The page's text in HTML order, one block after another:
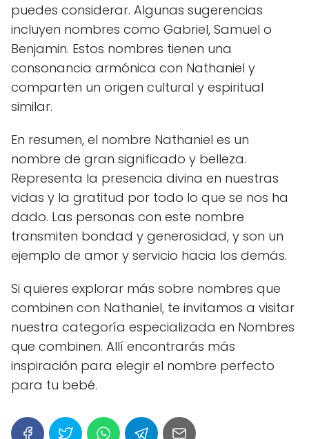
puedes considerar. Algunas sugerencias
incluyen nombres como Gabriel, Samuel o
Benjamin. Estos nombres tienen una
consonancia armónica con Nathaniel y
comparten un origen cultural y espiritual
similar.
En resumen, el nombre Nathaniel es un
nombre de gran significado y belleza.
Representa la presencia divina en nuestras
vidas y la gratitud por todo lo que se nos ha
dado. Las personas con este nombre
transmiten bondad y generosidad, y son un
ejemplo de amor y servicio hacia los demás.
Si quieres explorar más sobre nombres que
combinen con Nathaniel, te invitamos a visitar
nuestra categoría especializada en Nombres
que combinen. Allí encontrarás más
inspiración para elegir el nombre perfecto
para tu bebé.